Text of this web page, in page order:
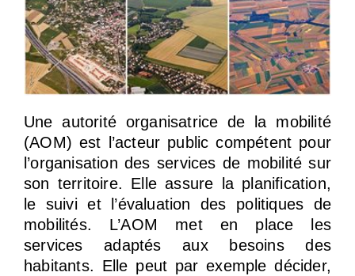
Une autorité organisatrice de la mobilité
(AOM) est l’acteur public compétent pour
l’organisation des services de mobilité sur
son territoire. Elle assure la planification,
le suivi et l’évaluation des politiques de
mobilités. L’AOM met en place les
services adaptés aux besoins des
habitants. Elle peut par exemple décider,